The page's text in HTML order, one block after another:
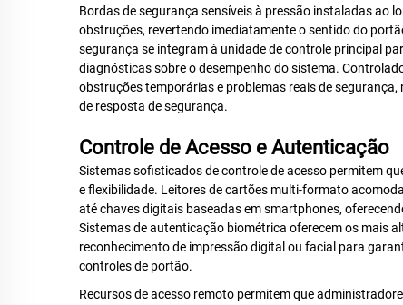
Bordas de segurança sensíveis à pressão instaladas ao
obstruções, revertendo imediatamente o sentido do
segurança se integram à unidade de controle principal
diagnósticas sobre o desempenho do sistema.
obstruções temporárias e problemas reais de
de resposta de segurança.
Controle de Acesso e Autenticação
Sistemas sofisticados de controle de acesso permitem
e flexibilidade. Leitores de cartões multi-formato
até chaves digitais baseadas em smartphones,
Sistemas de autenticação biométrica oferecem os mais
reconhecimento de impressão digital ou facial para
controles de portão.
Recursos de acesso remoto permitem que